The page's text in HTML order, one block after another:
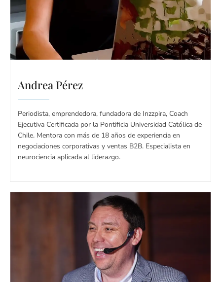
Andrea Pérez
Periodista, emprendedora, fundadora de Inzzpira, Coach
Ejecutiva Certificada por la Pontificia Universidad Católica de
Chile. Mentora con más de 18 años de experiencia en
negociaciones corporativas y ventas B2B. Especialista en
neurociencia aplicada al liderazgo.